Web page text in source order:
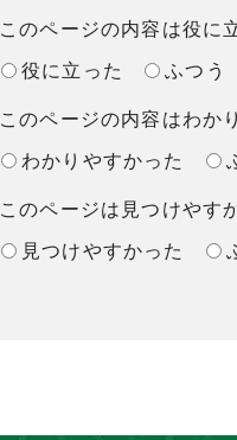
このページの内容は役に
役に立った ふつう
このページの内容はわか
わかりやすかった
このページは見つけやす
見つけやすかった